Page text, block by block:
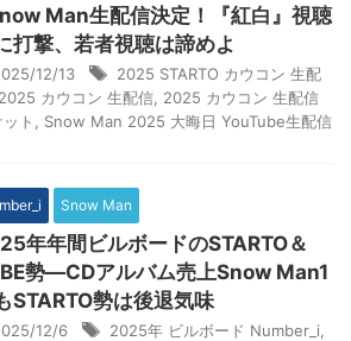
Man生配信決定！『紅白』視聴
打撃、若者視聴は諦めよ
12/13
2025 STARTO カウコン 生配
2025 カウコン 生配信 2025 カウコン 生配信
ト
Snow Man 2025 大晦日 YouTube生配信
Snow Man
年年間ビルボードのSTARTO＆
勢―CDアルバム売上Snow Man1
STARTO勢は後退気味
12/6 2025年 ビルボード Number_i